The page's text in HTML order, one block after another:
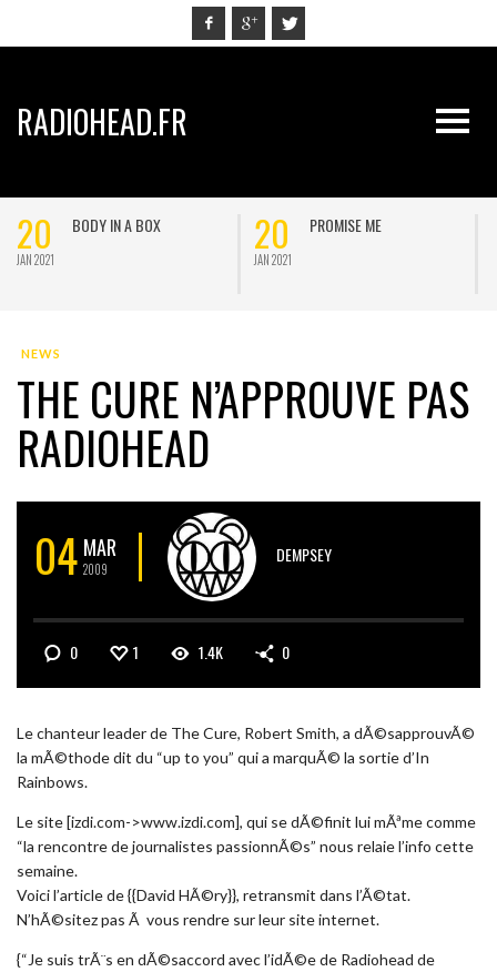
RADIOHEAD.FR
20
JAN 2021
BODY IN A BOX 20
JAN 2021
PROMISE ME
NEWS
THE CURE N’APPROUVE PAS
RADIOHEAD
04 MAR
2009
DEMPSEY
0 1 1.4K 0
Le chanteur leader de The Cure, Robert Smith, a dÃ©sapprouvÃ©
la mÃ©thode dit du “up to you” qui a marquÃ© la sortie d’In
Rainbows.
Le site [izdi.com->www.izdi.com], qui se dÃ©finit lui mÃªme comme
“la rencontre de journalistes passionnÃ©s” nous relaie l’info cette
semaine.
Voici l’article de {{David HÃ©ry}}, retransmit dans l’Ã©tat.
N’hÃ©sitez pas Ã vous rendre sur leur site internet.
{“Je suis trÃ¨s en dÃ©saccord avec l’idÃ©e de Radiohead de